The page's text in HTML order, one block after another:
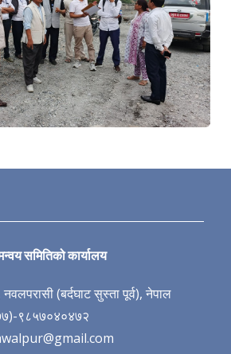
समितिको कार्यालय
(बर्दघाट सुस्ता पूर्व), नेपाल
९८५७०४०४७२